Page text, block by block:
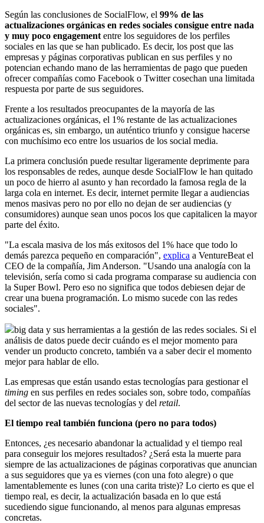
Según las conclusiones de SocialFlow, el 99% de las
actualizaciones orgánicas en redes sociales consigue entre nada
y muy poco engagement entre los seguidores de los perfiles
sociales en las que se han publicado. Es decir, los post que las
empresas y páginas corporativas publican en sus perfiles y no
potencian echando mano de las herramientas de pago que pueden
ofrecer compañías como Facebook o Twitter cosechan una limitada
respuesta por parte de sus seguidores.
Frente a los resultados preocupantes de la mayoría de las
actualizaciones orgánicas, el 1% restante de las actualizaciones
orgánicas es, sin embargo, un auténtico triunfo y consigue hacerse
con muchísimo eco entre los usuarios de los social media.
La primera conclusión puede resultar ligeramente deprimente para
los responsables de redes, aunque desde SocialFlow le han quitado
un poco de hierro al asunto y han recordado la famosa regla de la
larga cola en internet. Es decir, internet permite llegar a audiencias
menos masivas pero no por ello no dejan de ser audiencias (y
consumidores) aunque sean unos pocos los que capitalicen la mayor
parte del éxito.
"La escala masiva de los más exitosos del 1% hace que todo lo
demás parezca pequeño en comparación", explica a VentureBeat el
CEO de la compañía, Jim Anderson. "Usando una analogía con la
televisión, sería como si cada programa comparase su audiencia con
la Super Bowl. Pero eso no significa que todos debiesen dejar de
crear una buena programación. Lo mismo sucede con las redes
sociales".
big data y sus herramientas a la gestión de las redes sociales. Si el
análisis de datos puede decir cuándo es el mejor momento para
vender un producto concreto, también va a saber decir el momento
mejor para hablar de ello.
Las empresas que están usando estas tecnologías para gestionar el
timing en sus perfiles en redes sociales son, sobre todo, compañías
del sector de las nuevas tecnologías y del retail.
El tiempo real también funciona (pero no para todos)
Entonces, ¿es necesario abandonar la actualidad y el tiempo real
para conseguir los mejores resultados? ¿Será esta la muerte para
siempre de las actualizaciones de páginas corporativas que anuncian
a sus seguidores que ya es viernes (con una foto alegre) o que
lamentablemente es lunes (con una carita triste)? Lo cierto es que el
tiempo real, es decir, la actualización basada en lo que está
sucediendo sigue funcionando, al menos para algunas empresas
concretas.